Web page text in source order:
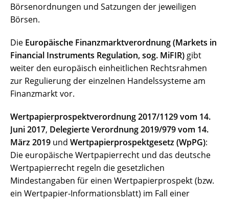
Börsenordnungen und Satzungen der jeweiligen
Börsen.
Die Europäische Finanzmarktverordnung (Markets in
Financial Instruments Regulation, sog. MiFIR) gibt
weiter den europäisch einheitlichen Rechtsrahmen
zur Regulierung der einzelnen Handelssysteme am
Finanzmarkt vor.
Wertpapierprospektverordnung 2017/1129 vom 14.
Juni 2017, Delegierte Verordnung 2019/979 vom 14.
März 2019 und Wertpapierprospektgesetz (WpPG):
Die europäische Wertpapierrecht und das deutsche
Wertpapierrecht regeln die gesetzlichen
Mindestangaben für einen Wertpapierprospekt (bzw.
ein Wertpapier-Informationsblatt) im Fall einer